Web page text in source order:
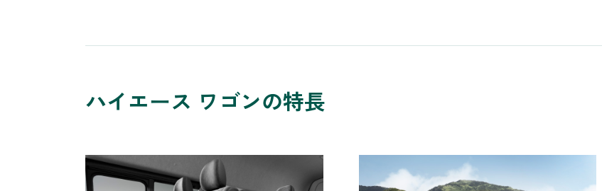
ハイエース ワゴンの特長